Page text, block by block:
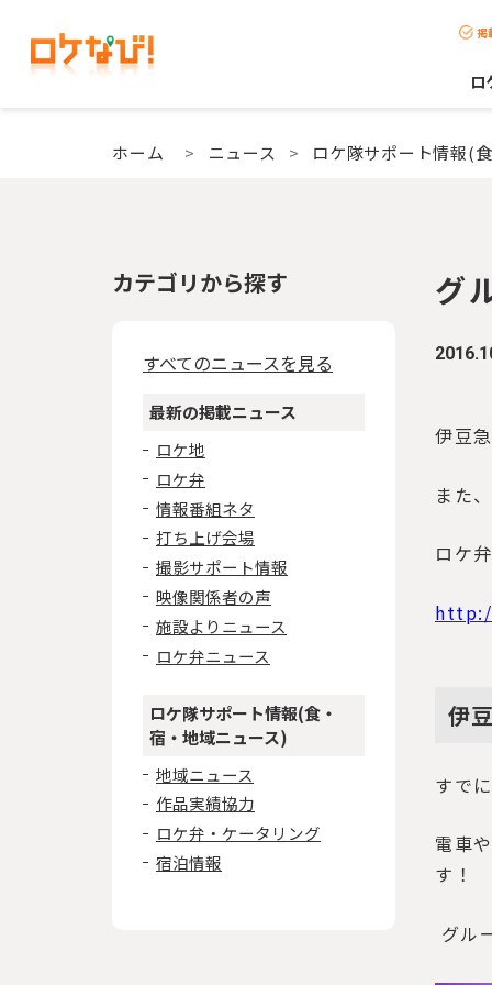
掲
ロ
ホーム > ニュース > ロケ隊サポート情報(
グ
伊豆
また
ロケ
伊
すで
電車
す！
グル
カテゴリから探す
すべてのニュースを見る
最新の掲載ニュース
ロケ地
ロケ弁
情報番組ネタ
打ち上げ会場
撮影サポート情報
映像関係者の声
施設よりニュース
ロケ弁ニュース
ロケ隊サポート情報(食・
宿・地域ニュース)
地域ニュース
作品実績協力
ロケ弁・ケータリング
宿泊情報